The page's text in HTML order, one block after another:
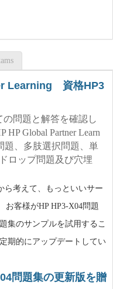
Learning 資格HP3
問題と解答を確認し
Global Partner Learn
、多肢選択問題、単
ロップ問題及び穴埋
ら考えて、もっといいサー
お客様がHP HP3-X04問題
集のサンプルを試用するこ
期的にアップデートしてい
問題集の更新版を贈